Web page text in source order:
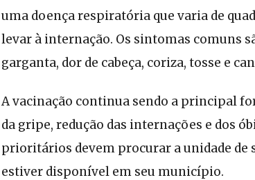
uma doença respiratória que varia de
levar à internação. Os sintomas comuns
garganta, dor de cabeça, coriza, tosse e
A vacinação continua sendo a principal
da gripe, redução das internações e dos
prioritários devem procurar a unidade de
estiver disponível em seu município.